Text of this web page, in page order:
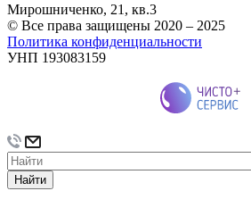
Мирошниченко, 21, кв.3
© Все права защищены 2020 – 2025
Политика конфиденциальности
УНП 193083159
Найти